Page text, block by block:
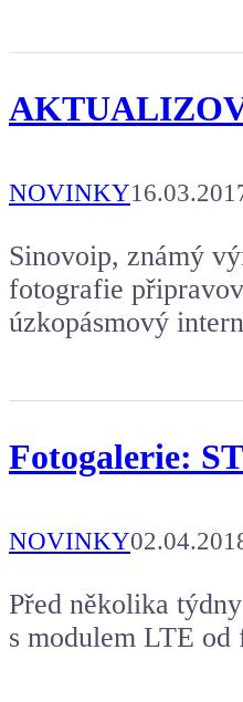
NOVINKY
Sinovoip, známý
fotografie
úzkopásmový
Fotogalerie:
NOVINKY
Před několika
s modulem LTE